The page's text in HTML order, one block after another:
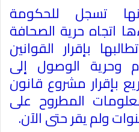
تسجل للحكومة
اتجاه حرية الصحافة
بإقرار القوانين
وحرية الوصول إلى
بإقرار مشروع قانون
المطروح على
ولم يقر حتى الآن.